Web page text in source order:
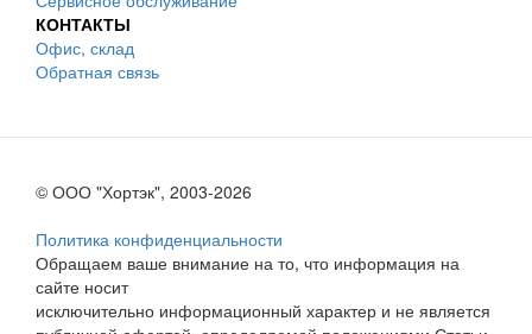
КОНТАКТЫ
Офис, склад
Обратная связь
© ООО "Хортэк", 2003-2026
Политика конфиденциальности
Обращаем ваше внимание на то, что информация на
сайте носит
исключительно информационный характер и не является